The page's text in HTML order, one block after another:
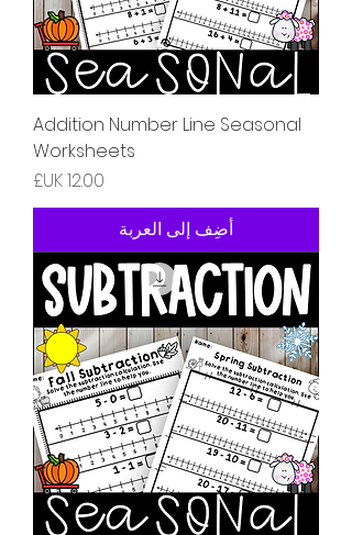
Addition Number Line Seasonal
Worksheets
السعر
أضِف إلى العربة